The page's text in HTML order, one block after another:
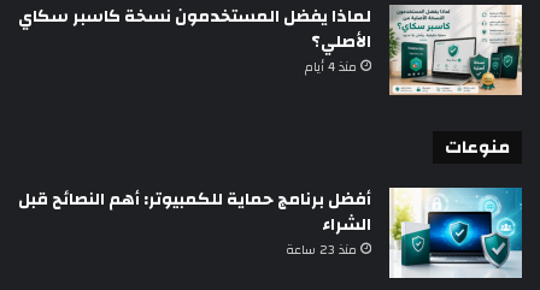
لماذا يفضل المستخدمون نسخة كاسبر سكاي
الأصلي؟
منذ 4 أيام
منوعات
أفضل برنامج حماية للكمبيوتر: أهم النصائح قبل
الشراء
منذ 23 ساعة